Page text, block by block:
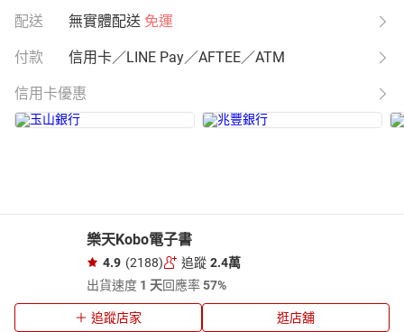
配送 無實體配送 免運
付款 信用卡／LINE Pay／AFTEE／ATM
信用卡優惠
樂天Kobo電子書
4.9 (2188) 追蹤 2.4萬
出貨速度 1 天回應率57%
追蹤店家 逛店舖